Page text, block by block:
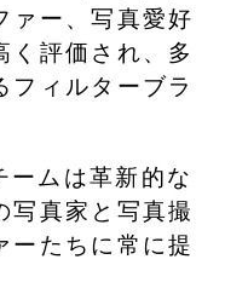
ァー、写真愛好
く評価され、多
フィルターブラ
ムは革新的な
写真家と写真撮
ーたちに常に提